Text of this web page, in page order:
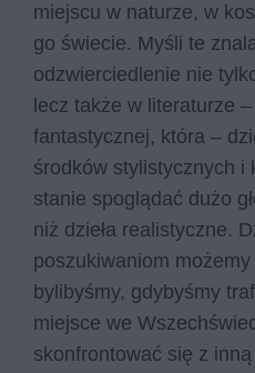
miejscu w naturze, w
go świecie. Myśli te
odzwierciedlenie nie
lecz także w literaturze
fantastycznej, która –
środków stylistycznych i
stanie spoglądać dużo
niż dzieła realistyczne.
poszukiwaniom
bylibyśmy, gdybyśmy
miejsce we
skonfrontować się z